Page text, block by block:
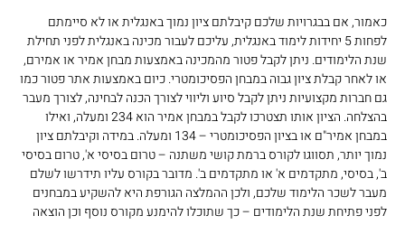
כאמור, אם בבגרויות שלכם קיבלתם ציון נמוך באנגלית או לא סיימתם
לפחות 5 יחידות לימוד באנגלית, עליכם לעבור מכינה באנגלית לפני תחילת
שנת הלימודים. ניתן לקבל פטור מהמכינה באמצעות מבחן אמיר או אמירם,
או לאחר קבלת ציון גבוה במבחן הפסיכומטרי. כיום באמצעות אתר פטור כמו
גם חברות מקצועיות ניתן לקבל סיוע וליווי לצורך הכנה לבחינה, לצורך מעבר
בהצלחה. הציון אותו תצטרכו לקבל במבחן אמיר הוא 234 ומעלה, ואילו
במבחן אמיר"ם או בציון הפסיכומטרי – 134 ומעלה. במידה וקיבלתם ציון
נמוך יותר, תסווגו לקורס ברמת קושי משתנה – טרום בסיסי א', טרום בסיסי
ב', בסיסי, מתקדמים א' או מתקדמים ב'. מדובר בקורס עליו תידרשו לשלם
מעבר לשכר הלימוד שלכם, ולכן ההמלצה הגורפת היא להשקיע במבחנים
לפני פתיחת שנת הלימודים – כך שתוכלו להימנע מקורס נוסף וכן הוצאה